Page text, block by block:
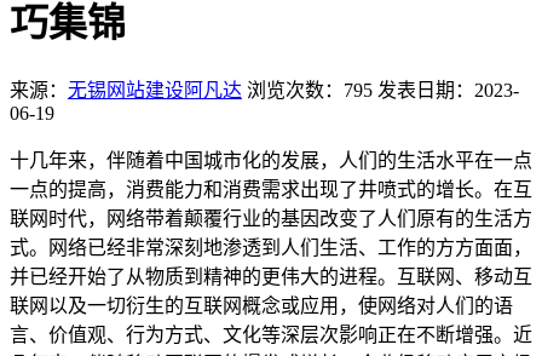
巧集锦
来源： 无锡网站建设阿凡达 浏览次数：795 发表日期：2023-
06-19
十几年来，伴随着中国城市化的发展，人们的生活水平在一点
一点的提高，消费能力和消费需求出现了井喷式的增长。在互
联网时代，网络带着颠覆行业的基因改变了人们原有的生活方
式。网络已经非常深刻地渗透到人们生活、工作的方方面面，
并已经开始了从物质到精神的更伟大的进程。互联网、移动互
联网以及一切衍生的互联网概念或应用，使网络对人们的语
言、价值观、行为方式、文化等深层次影响正在不断增强。近